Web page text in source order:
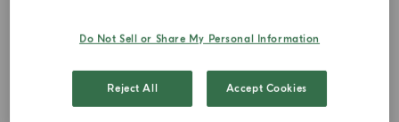
Do Not Sell or Share My Personal Information
Reject All Accept Cookies